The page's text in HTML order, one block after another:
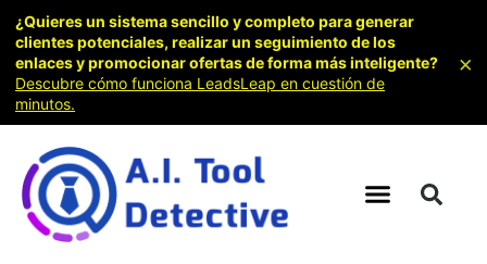
¿Quieres un sistema sencillo y completo para generar
clientes potenciales, realizar un seguimiento de los
enlaces y promocionar ofertas de forma más inteligente?
Descubre cómo funciona LeadsLeap en cuestión de
minutos.
×